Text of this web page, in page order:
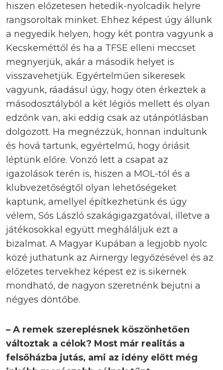
hiszen előzetesen hetedik-nyolcadik helyre
rangsoroltak minket. Ehhez képest úgy állunk
a negyedik helyen, hogy két pontra vagyunk a
Kecskeméttől és ha a TFSE elleni meccset
megnyerjük, akár a második helyet is
visszavehetjük. Egyértelműen sikeresek
vagyunk, ráadásul úgy, hogy öten érkeztek a
másodosztályból a két légiós mellett és olyan
edzőnk van, aki eddig csak az utánpótlásban
dolgozott. Ha megnézzük, honnan indultunk
és hová tartunk, egyértelmű, hogy óriásit
léptünk előre. Vonzó lett a csapat az
igazolások terén is, hiszen a MOL-tól és a
klubvezetőségtől olyan lehetőségeket
kaptunk, amellyel építkezhetünk és úgy
vélem, Sós László szakágigazgatóval, illetve a
játékosokkal együtt megháláljuk ezt a
bizalmat. A Magyar Kupában a legjobb nyolc
közé juthatunk az Airnergy legyőzésével és az
előzetes tervekhez képest ez is sikernek
mondható, de nagyon szeretnénk bejutni a
négyes döntőbe.
– A remek szereplésnek köszönhetően
változtak a célok? Most már realitás a
felsőházba jutás, ami az idény előtt még